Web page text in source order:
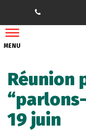
MENU
Réunion
19 juin